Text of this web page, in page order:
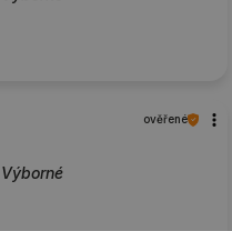
ověřené
Výborné